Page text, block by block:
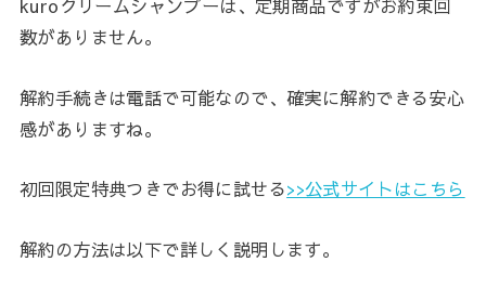
kuroクリームシャンプーは、定期商品ですがお約束回
数がありません。
解約手続きは電話で可能なので、確実に解約できる安心
感がありますね。
初回限定特典つきでお得に試せる>>公式サイトはこちら
解約の方法は以下で詳しく説明します。